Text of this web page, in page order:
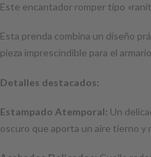
Este encantador romper tipo
Esta prenda combina un diseño
pieza imprescindible para el
Detalles destacados:
Estampado Atemporal: Un
oscuro que aporta un aire tierno y